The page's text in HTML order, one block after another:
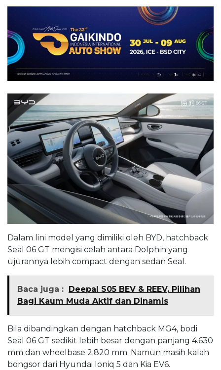
Dalam lini model yang dimiliki oleh BYD, hatchback
Seal 06 GT mengisi celah antara Dolphin yang
ujurannya lebih compact dengan sedan Seal.
Baca juga : Deepal S05 BEV & REEV, Pilihan
Bagi Kaum Muda Aktif dan Dinamis
Bila dibandingkan dengan hatchback MG4, bodi
Seal 06 GT sedikit lebih besar dengan panjang 4.630
mm dan wheelbase 2.820 mm. Namun masih kalah
bongsor dari Hyundai Ioniq 5 dan Kia EV6.